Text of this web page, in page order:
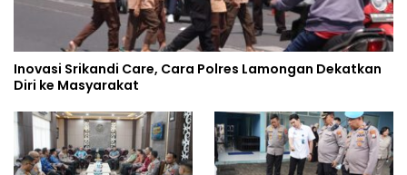
Inovasi Srikandi Care, Cara Polres Lamongan Dekatkan
Diri ke Masyarakat